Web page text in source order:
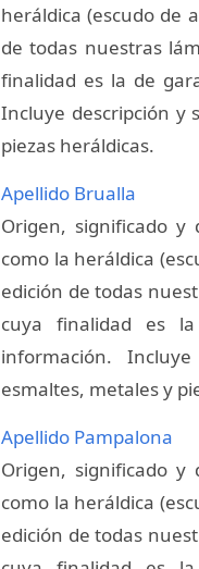
heráldica (escudo de
de todas nuestras
finalidad es la de
Incluye descripción y
piezas heráldicas.
Apellido Brualla
Origen, significado y
como la heráldica
edición de todas
cuya finalidad es
información.
esmaltes, metales y
Apellido Pampalona
Origen, significado y
como la heráldica
edición de todas